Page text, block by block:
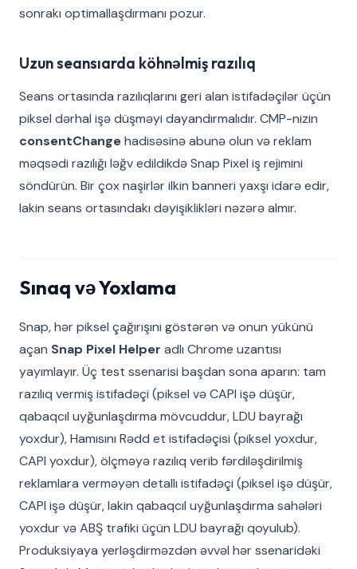
sonrakı optimallaşdırmanı pozur.
Uzun seansıarda köhnəlmiş razılıq
Seans ortasında razılıqlarını geri alan istifadəçilər üçün
piksel dərhal işə düşməyi dayandırmalıdır. CMP-nizin
consentChangehadisəsinə abunə olun və reklam
məqsədi razılığı ləğv edildikdə Snap Pixel iş rejimini
söndürün. Bir çox naşirlər ilkin banneri yaxşı idarə edir,
lakin seans ortasındakı dəyişiklikləri nəzərə almır.
Sınaq və Yoxlama
Snap, hər piksel çağırışını göstərən və onun yükünü
açan Snap Pixel Helper adlı Chrome uzantısı
yayımlayır. Üç test ssenarisi başdan sona aparın: tam
razılıq vermiş istifadəçi (piksel və CAPI işə düşür,
qabaqcıl uyğunlaşdırma mövcuddur, LDU bayrağı
yoxdur), Hamısını Rədd et istifadəçisi (piksel yoxdur,
CAPI yoxdur), ölçməyə razılıq verib fərdiləşdirilmiş
reklamlara verməyən detallı istifadəçi (piksel işə düşür,
CAPI işə düşür, lakin qabaqcıl uyğunlaşdırma sahələri
yoxdur və ABŞ trafiki üçün LDU bayrağı qoyulub).
Produksiyaya yerləşdirməzdən əvvəl hər ssenaridəki